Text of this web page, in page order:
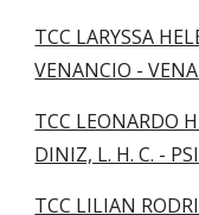
TCC LARYSSA
VENANCIO -
TCC LEONARDO
DINIZ, L. H. C. -
TCC LILIAN